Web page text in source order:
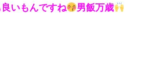
いもんですね
男飯万歳